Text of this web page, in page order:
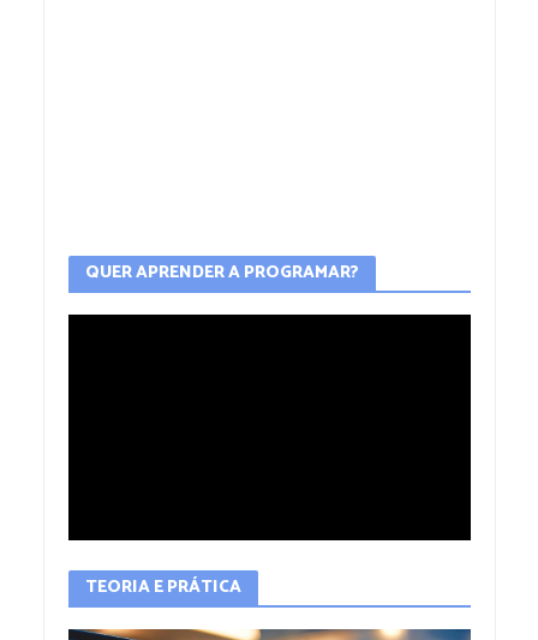
QUER APRENDER A PROGRAMAR?
TEORIA E PRÁTICA